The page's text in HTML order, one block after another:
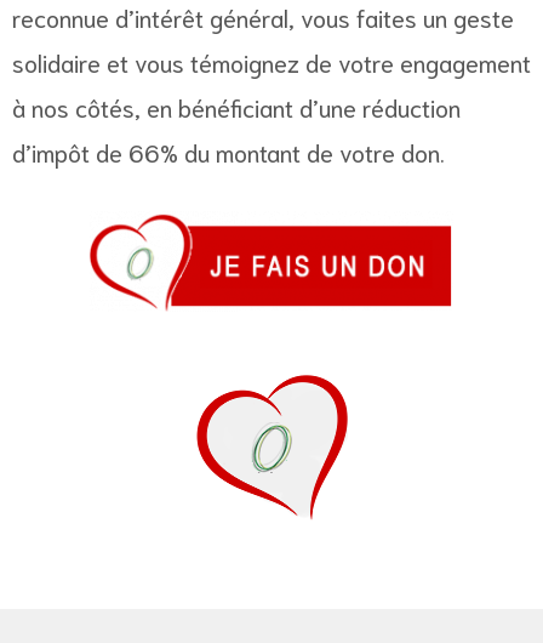
reconnue d’intérêt général, vous faites un geste
solidaire et vous témoignez de votre engagement
à nos côtés, en bénéficiant d’une réduction
d’impôt de 66% du montant de votre don.